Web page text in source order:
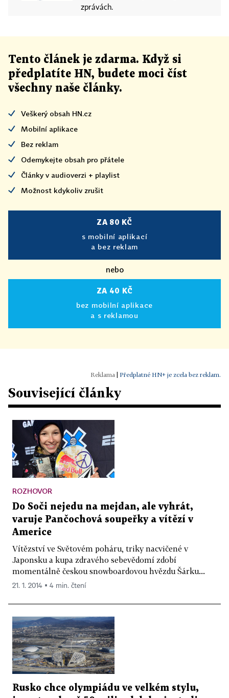
zprávách.
Tento článek je zdarma. Když si
předplatíte HN, budete moci číst
všechny naše články.
Veškerý obsah HN.cz
Mobilní aplikace
Bez reklam
Odemykejte obsah pro přátele
Články v audioverzi + playlist
Možnost kdykoliv zrušit
ZA 80 KČ
s mobilní aplikací
a bez reklam
nebo
ZA 40 KČ
bez mobilní aplikace
a s reklamou
Předplatné HN+ je zcela bez reklam.
Související články
ROZHOVOR
Do Soči nejedu na mejdan, ale vyhrát,
varuje Pančochová soupeřky a vítězí v
Americe
Vítězství ve Světovém poháru, triky nacvičené v
Japonsku a kupa zdravého sebevědomí zdobí
momentálně českou snowboardovou hvězdu Šárku...
21. 1. 2014 ▪ 4 min. čtení
Rusko chce olympiádu ve velkém stylu,